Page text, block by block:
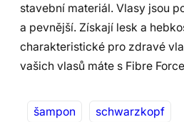
stavební materiál. Vlasy jsou
a pevnější. Získají lesk a
charakteristické pro zdravé
vašich vlasů máte s Fibre
šampon
schwarzkopf